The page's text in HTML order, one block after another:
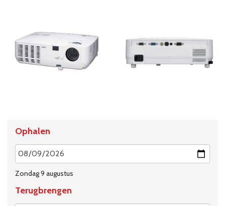
Ophalen
Zondag 9 augustus
Terugbrengen